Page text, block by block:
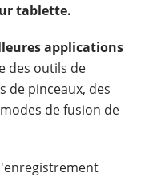
tablette.
applications
des outils de
de pinceaux, des
de fusion de